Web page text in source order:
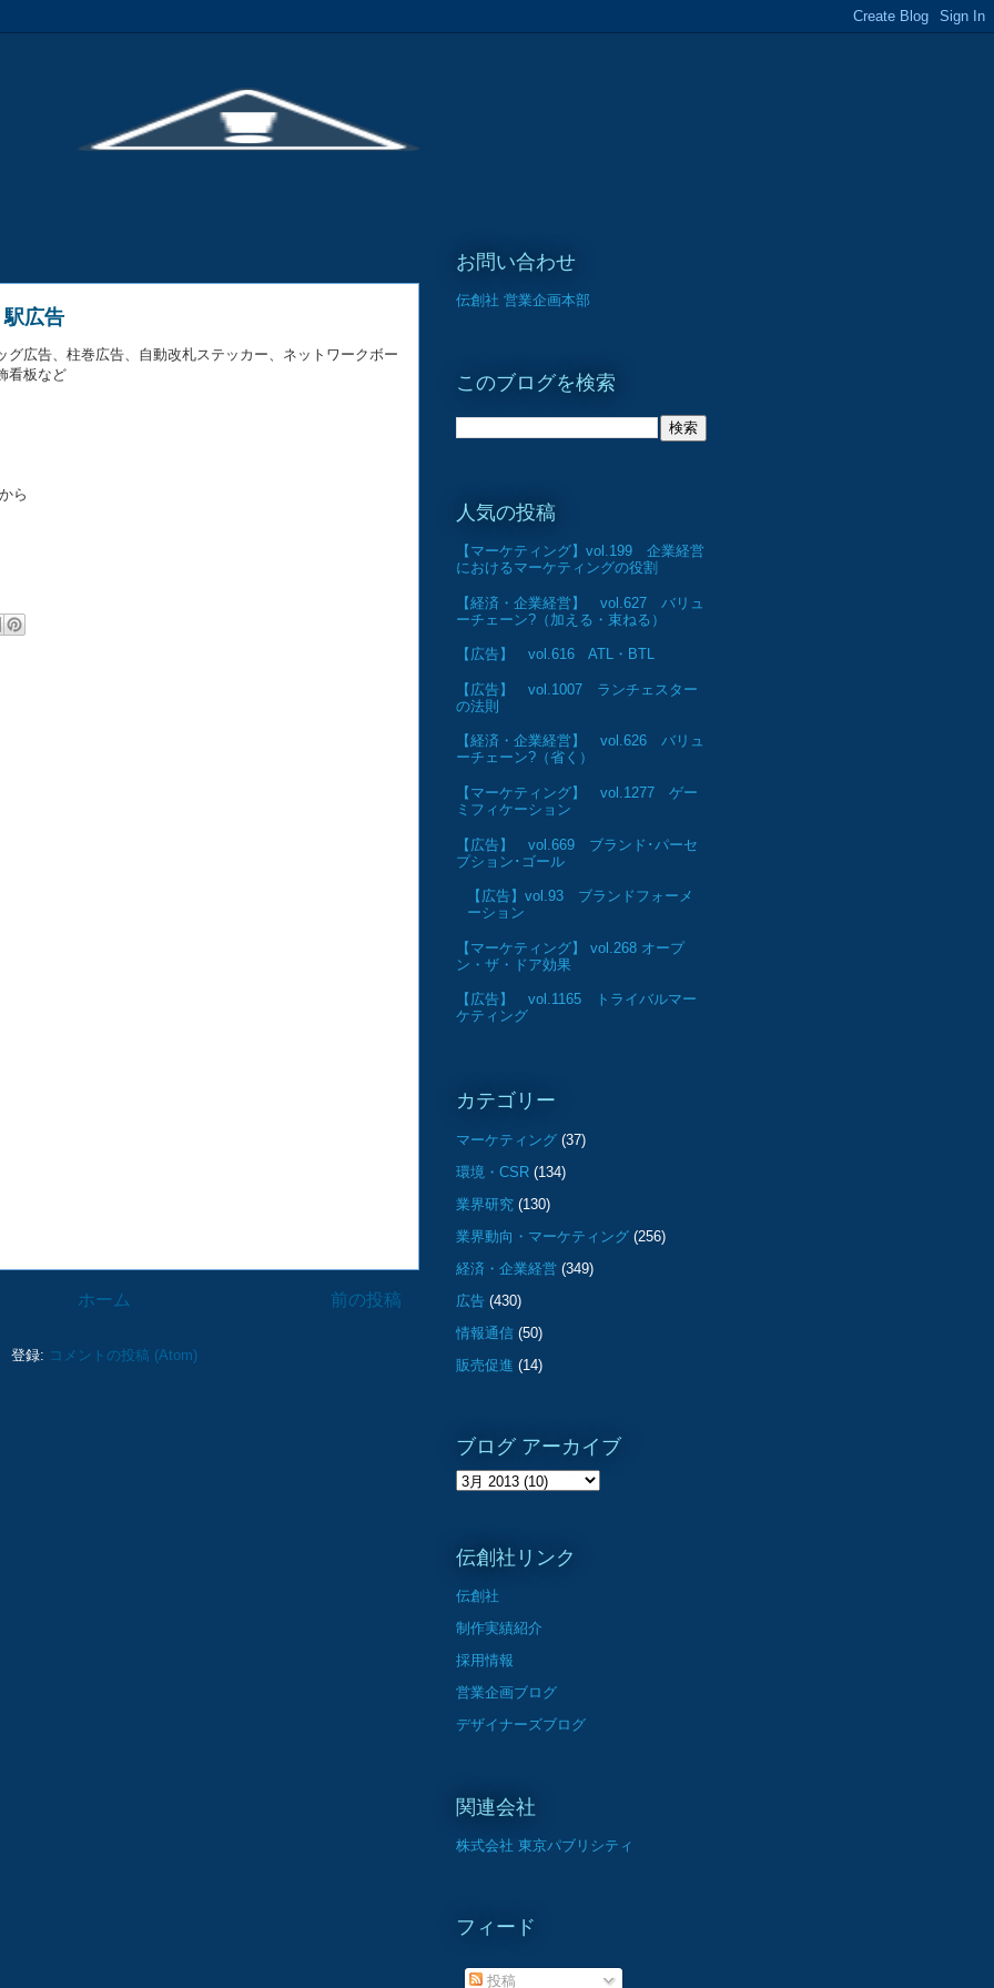
広告
グ広告、柱巻広告、自動改札ステッカー、ネットワークボー
看板など
から
前の投稿
ホーム
登録: コメントの投稿 (Atom)
お問い合わせ
伝創社 営業企画本部
このブログを検索
人気の投稿
【マーケティング】vol.199 企業経営
におけるマーケティングの役割
【経済・企業経営】 vol.627 バリュ
ーチェーン?（加える・束ねる）
【広告】 vol.616 ATL・BTL
【広告】 vol.1007 ランチェスター
の法則
【経済・企業経営】 vol.626 バリュ
ーチェーン?（省く）
【マーケティング】 vol.1277 ゲー
ミフィケーション
【広告】 vol.669 ブランド･パーセ
プション･ゴール
【広告】vol.93 ブランドフォーメ
ーション
【マーケティング】 vol.268 オープ
ン・ザ・ドア効果
【広告】 vol.1165 トライバルマー
ケティング
カテゴリー
マーケティング (37)
環境・CSR (134)
業界研究 (130)
業界動向・マーケティング (256)
経済・企業経営 (349)
広告 (430)
情報通信 (50)
販売促進 (14)
ブログ アーカイブ
伝創社リンク
伝創社
制作実績紹介
採用情報
営業企画ブログ
デザイナーズブログ
関連会社
株式会社 東京パブリシティ
フィード
投稿